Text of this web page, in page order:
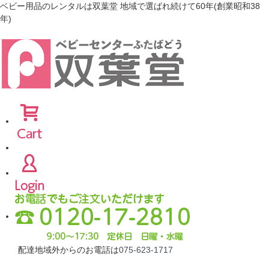
ベビー用品のレンタルは双葉堂 地域で選ばれ続けて60年(創業昭和38
年)
配達地域外からのお電話は075-623-1717